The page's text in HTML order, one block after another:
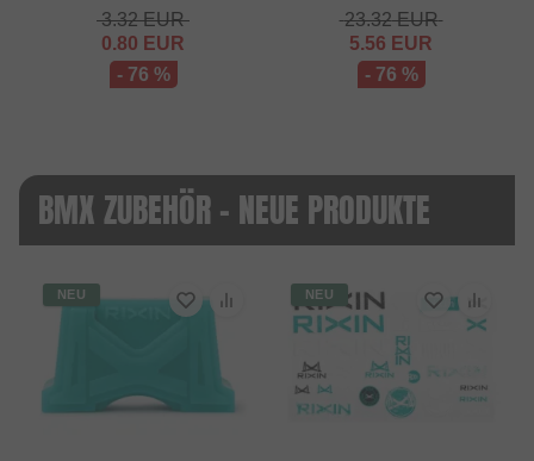
3.32EUR
0.80 EUR
- 76 %
23.32EUR
5.56 EUR
- 76 %
BMX ZUBEHÖR - NEUE PRODUKTE
NEU NEU